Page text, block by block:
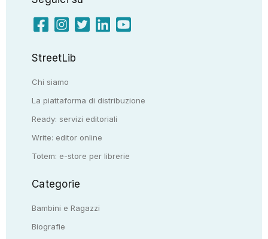
StreetLib
Chi siamo
La piattaforma di distribuzione
Ready: servizi editoriali
Write: editor online
Totem: e-store per librerie
Categorie
Bambini e Ragazzi
Biografie